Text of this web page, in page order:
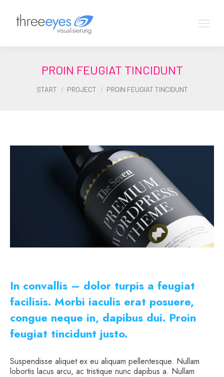
PROIN FEUGIAT TINCIDUNT
START PROJECT PROIN FEUGIAT TINCIDUNT
In convallis – dolor turpis a feugiat
facilisis. Morbi iaculis erat posuere,
congue neque in, dapibus dui. Proin
feugiat tincidunt justo.
Suspendisse aliquet ex eu aliquam pellentesque. Nullam
lobortis lacus arcu, ac tristique nunc dapibus a. Nullam